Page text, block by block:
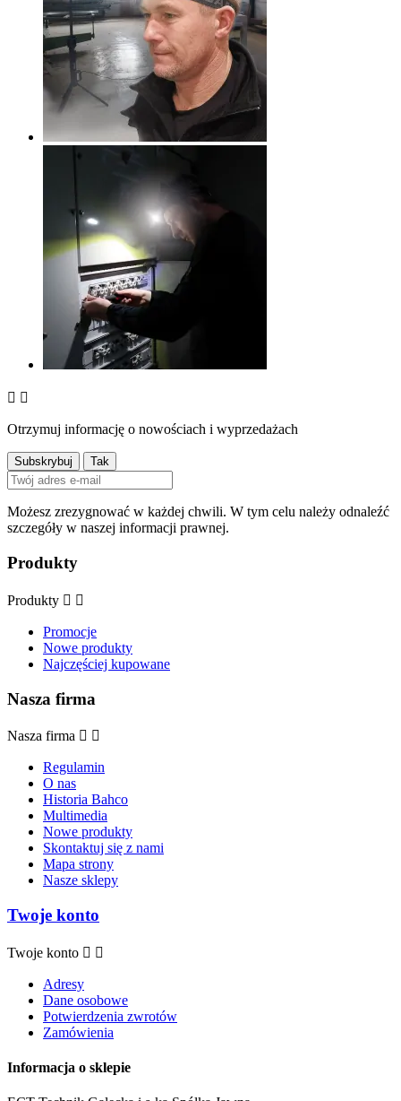
 
Otrzymuj informację o nowościach i wyprzedażach
Możesz zrezygnować w każdej chwili. W tym celu należy odnaleźć
szczegóły w naszej informacji prawnej.
Produkty
Produkty  
Promocje
Nowe produkty
Najczęściej kupowane
Nasza firma
Nasza firma  
Regulamin
O nas
Historia Bahco
Multimedia
Nowe produkty
Skontaktuj się z nami
Mapa strony
Nasze sklepy
Twoje konto
Twoje konto  
Adresy
Dane osobowe
Potwierdzenia zwrotów
Zamówienia
Informacja o sklepie